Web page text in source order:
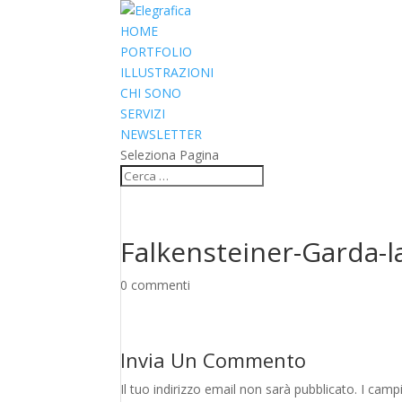
HOME
PORTFOLIO
ILLUSTRAZIONI
CHI SONO
SERVIZI
NEWSLETTER
Seleziona Pagina
Falkensteiner-
0 commenti
Invia Un Commento
Il tuo indirizzo email non sarà pubblicato. I